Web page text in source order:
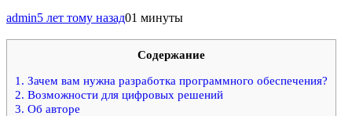
admin5 лет тому назад01 минуты
Содержание
1. Зачем вам нужна разработка программного обеспечения?
2. Возможности для цифровых решений
3. Об авторе